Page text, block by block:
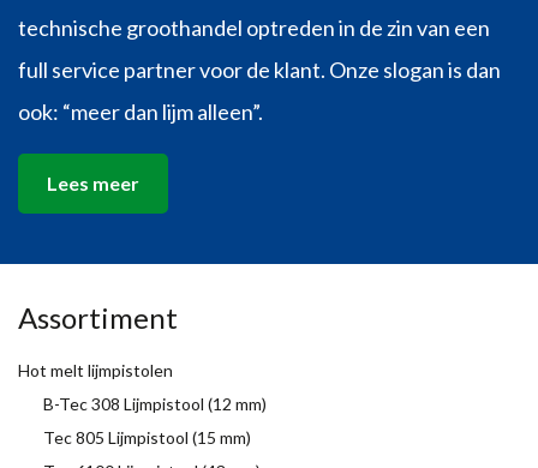
technische groothandel optreden in de zin van een
full service partner voor de klant. Onze slogan is dan
ook: “meer dan lijm alleen”.
Lees meer
Assortiment
Hot melt lijmpistolen
B-Tec 308 Lijmpistool (12 mm)
Tec 805 Lijmpistool (15 mm)